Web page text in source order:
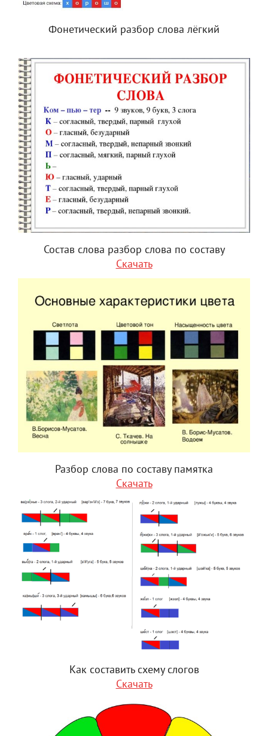
Фонетический разбор слова лёгкий
Состав слова разбор слова по составу
Скачать
Разбор слова по составу памятка
Скачать
Как составить схему слогов
Скачать